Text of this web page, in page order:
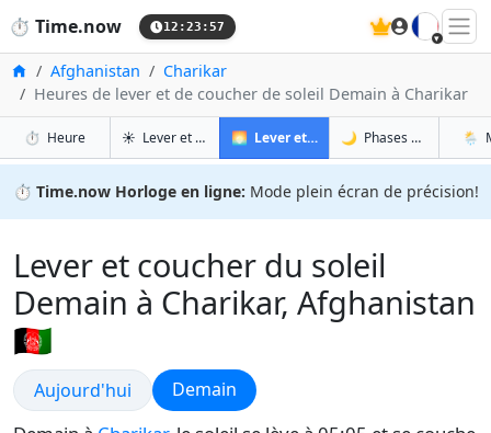
⏱️ Time.now 12:23:58 🇫🇷
Accueil
Afghanistan
Charikar
Heures de lever et de coucher de soleil Demain à Charikar
⏱️ Heureà Charikar
☀️ Lever et coucher du soleil à Charikar
🌅 Lever et coucher du soleil demain à
🌙 Phases de la Lune à
🌦️
⏱️ Time.now Horloge en ligne: Mode plein écran de précision!
Lever et coucher du soleil
Demain à Charikar, Afghanistan
🇦🇫
Lever et coucher du soleil
Aujourd'hui Lever et coucher du soleil
Demain